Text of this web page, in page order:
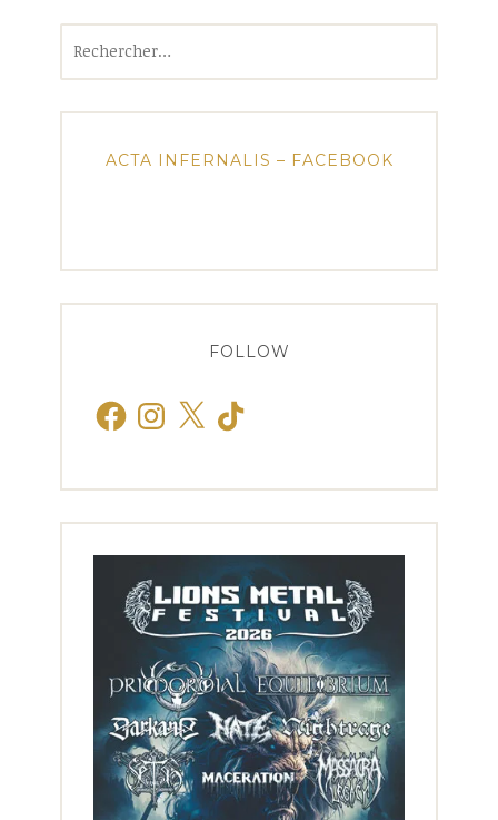
ACTA INFERNALIS – FACEBOOK
FOLLOW
FacebookInstagram
X TikTok